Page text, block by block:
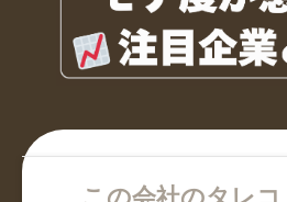
この会社のタレ